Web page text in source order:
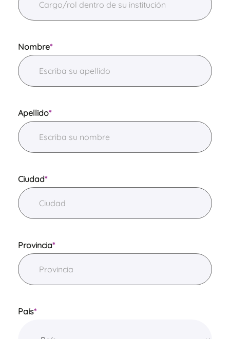
Nombre*
Apellido*
Ciudad*
Provincia*
País*